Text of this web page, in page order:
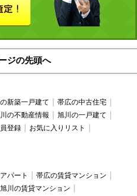
ジの先頭へ
新築一戸建て
帯広の中古住宅
の不動産情報
旭川の一戸建て
登録
お気に入りリスト
パート
帯広の賃貸マンション
旭川の賃貸マンション